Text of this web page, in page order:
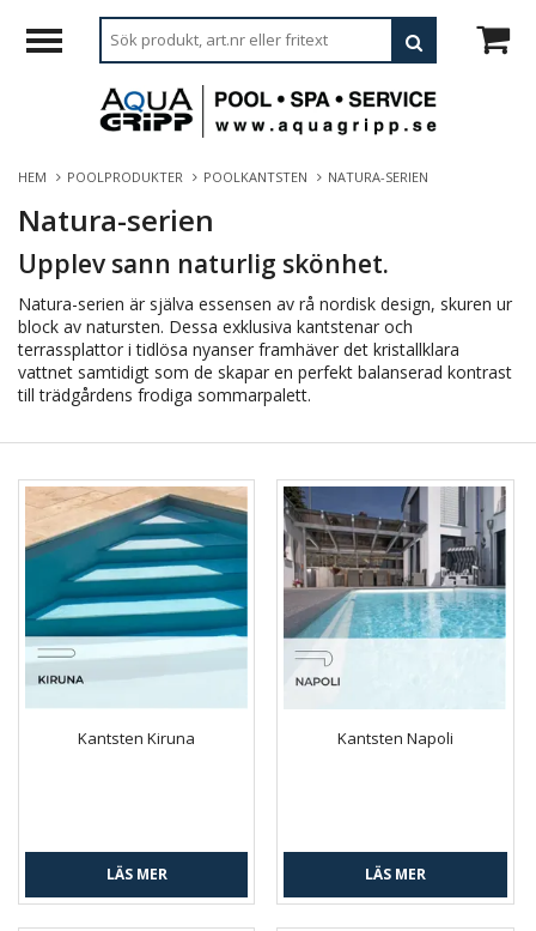
HEM POOLPRODUKTER POOLKANTSTEN NATURA-SERIEN
Natura-serien
Upplev sann naturlig skönhet.
Natura-serien är själva essensen av rå nordisk design, skuren ur
block av natursten. Dessa exklusiva kantstenar och
terrassplattor i tidlösa nyanser framhäver det kristallklara
vattnet samtidigt som de skapar en perfekt balanserad kontrast
till trädgårdens frodiga sommarpalett.
Kantsten Kiruna
LÄS MER
Kantsten Napoli
LÄS MER